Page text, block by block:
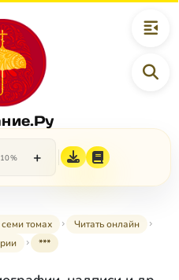
+
томах
Читать онлайн
***